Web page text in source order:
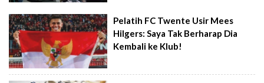
Pelatih FC Twente Usir Mees
Hilgers: Saya Tak Berharap Dia
Kembali ke Klub!